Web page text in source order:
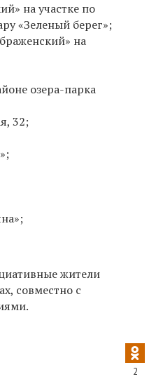
на участке по
«Зеленый берег»;
на
озера-парка
32;
жители
совместно с
2